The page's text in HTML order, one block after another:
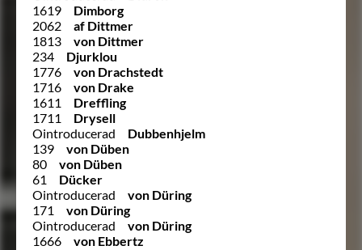
1619
Dimborg
2062
af Dittmer
1813
von Dittmer
234
Djurklou
1776
von Drachstedt
1716
von Drake
1611
Dreffling
1711
Drysell
Ointroducerad
Dubbenhjelm
139
von Düben
80
von Düben
61
Dücker
Ointroducerad
von Düring
171
von Düring
Ointroducerad
von Düring
1666
von Ebbertz